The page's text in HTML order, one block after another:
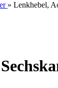
» Lenkhebel,